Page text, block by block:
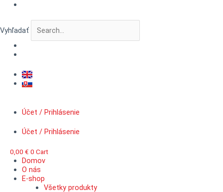
Preskočiť
Vyhľadať
Účet / Prihlásenie
Účet / Prihlásenie
0,00 € 0 Cart
Domov
O nás
E-shop
Všetky produkty
množstvo
CityScape™
Industrial